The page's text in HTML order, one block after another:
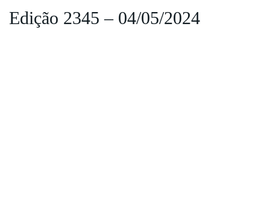
Edição 2345 – 04/05/2024